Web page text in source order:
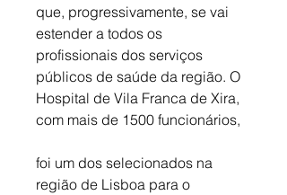
que, progressivamente, se vai
estender a todos os
profissionais dos serviços
públicos de saúde da região. O
Hospital de Vila Franca de Xira,
com mais de 1500 funcionários,
foi um dos selecionados na
região de Lisboa para o